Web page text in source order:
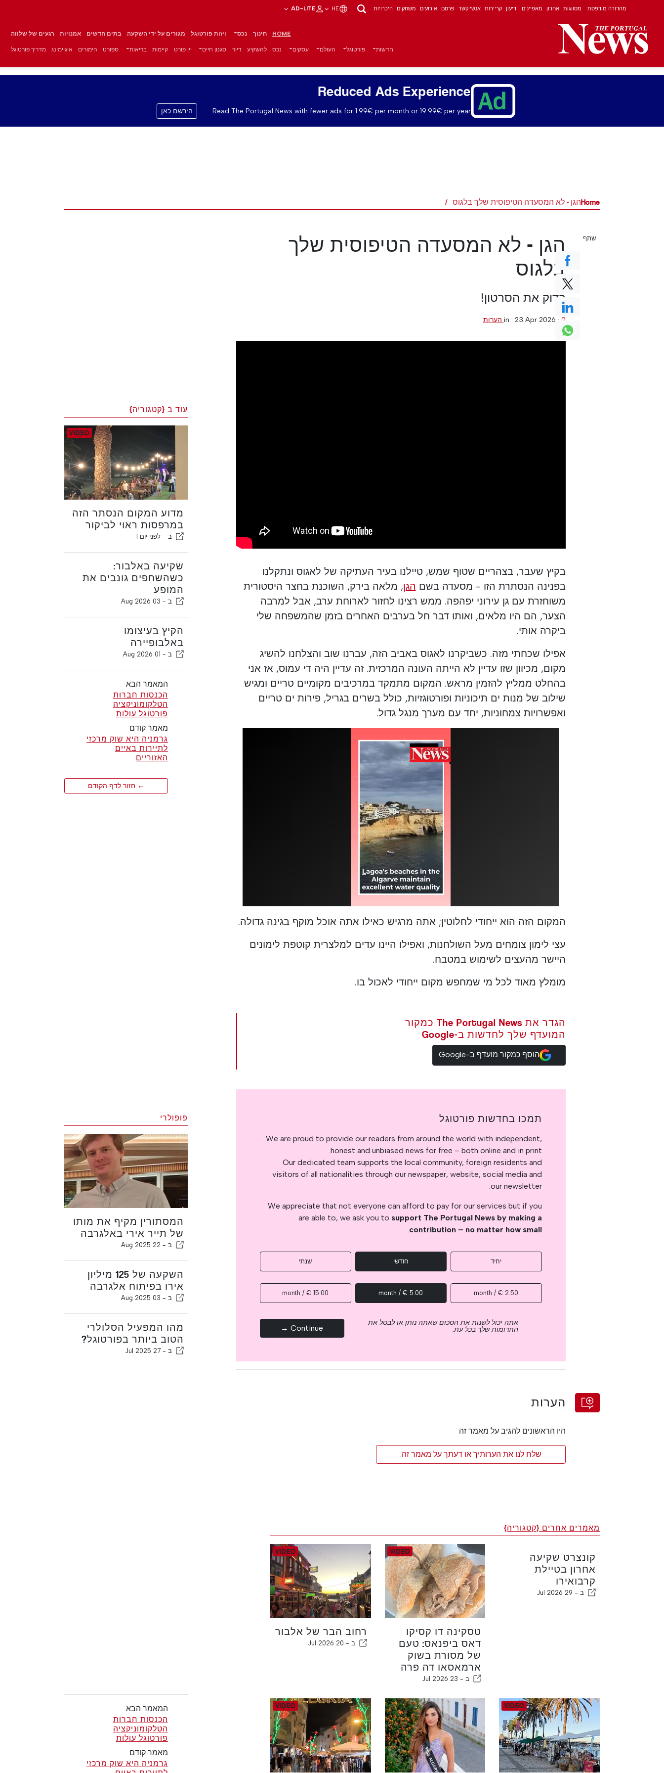
מהדורה מודפסת מסווגות אחרון מאפיינים ידיעון קריירות אנשי קשר פרסם אירועים משחקים היכרויות HE
AD-LITE
HOME חינוך נכס ויזות פורטוגל מגורים על ידי השקעה בתים חדשים אמנויות רגעים של שלווה
חדשות פורטוגל העולם עסקים נכס להשקיע דיור סגנון חיים יין פורט קיימות בריאות ספורט הימורים איגיימינג מדריך פורטוגל
Reduced Ads Experience
Read The Portugal News with fewer ads for 1.99€ per month or 19.99€ per year. הירשם כאן
Homeהגן - לא המסעדה הטיפוסית שלך בלגוס
הגן - לא המסעדה הטיפוסית שלך
בלגוס
בדוק את הסרטון!
in · 23 Apr 2026 · 0 הערות
בקיץ שעבר, בצהריים שטוף שמש, טיילנו בעיר העתיקה של לאגוס ונתקלנו
בפנינה הנסתרת הזו - מסעדה בשם הגן, מלאה בירק, השוכנת בחצר היסטורית
משוחזרת עם גן עירוני יפהפה. ממש רצינו לחזור לארוחת ערב, אבל למרבה
הצער, הם היו מלאים, ואותו דבר חל בערבים האחרים בזמן שהמשפחה שלי
ביקרה אותי.
אפילו שכחתי מזה. כשביקרנו לאגוס באביב הזה, עברנו שוב והצלחנו להשיג
מקום, מכיוון שזו עדיין לא הייתה העונה המרכזית. זה עדיין היה די עמוס, אז אני
בהחלט ממליץ להזמין מראש. המקום מתמקד במרכיבים מקומיים טריים ומגיש
שילוב של מנות ים תיכוניות ופורטוגזיות, כולל בשרים בגריל, פירות ים טריים
ואפשרויות צמחוניות, יחד עם מערך מנגל גדול.
המקום הזה הוא ייחודי לחלוטין; אתה מרגיש כאילו אתה אוכל מוקף בגינה גדולה.
עצי לימון צומחים מעל השולחנות, ואפילו היינו עדים למלצרית קוטפת לימונים
היישר מהעצים לשימוש במטבח.
מומלץ מאוד לכל מי שמחפש מקום ייחודי לאכול בו.
הגדר את The Portugal News כמקור
המועדף שלך לחדשות ב-Google
הוסף כמקור מועדף ב-Google
שתף
עוד ב {קטגוריה}
מדוע המקום הנסתר הזה
במרפסות ראוי לביקור
ב - לפני יום 1
שקיעה באלבור:
כשהשחפים גונבים את
המופע
ב - 03 Aug 2026
הקיץ בעיצומו
באלבופיירה
ב - 01 Aug 2026
המאמר הבא
הכנסות חברות
הטלקומוניקציה
פורטוגל עולות
מאמר קודם
גרמניה היא שוק מרכזי
לתיירות באיים
האזוריים
← חזור לדף הקודם
תמכו בחדשות פורטוגל
We are proud to provide our readers from around the world with independent,
honest and unbiased news for free – both online and in print.
Our dedicated team supports the local community, foreign residents and
visitors of all nationalities through our newspaper, website, social media and
our newsletter.
We appreciate that not everyone can afford to pay for our services but if you
are able to, we ask you to support The Portugal News by making a
contribution – no matter how small
.
יחיד חודשי שנתי
2.50 € / month
5.00 € / month
15.00 € / month
אתה יכול לשנות את הסכום שאתה נותן או לבטל את
התרומות שלך בכל עת. Continue →
הערות
היו הראשונים להגיב על מאמר זה
שלח לנו את הערותיך או דעתך על מאמר זה.
פופולרי
המסתורין מקיף את מותו
של תייר אירי באלגרבה
ב - 22 Aug 2025
השקעה של 125 מיליון
אירו בפיתוח אלגרבה
ב - 03 Aug 2025
מהו המפעיל הסלולרי
הטוב ביותר בפורטוגל?
ב - 27 Jul 2025
מאמרים אחרים {קטגוריה}
קונצרט שקיעה
אחרון בטיילת
קרבואירו
ב - 29 Jul 2026
טסקינה דו קסיקו
דאס ביפנאס: טעם
של מסורת בשוק
ארמאסאו דה פרה
ב - 23 Jul 2026
רחוב הבר של אלבור
ב - 20 Jul 2026
המאמר הבא
הכנסות חברות
הטלקומוניקציה
פורטוגל עולות
מאמר קודם
גרמניה היא שוק מרכזי